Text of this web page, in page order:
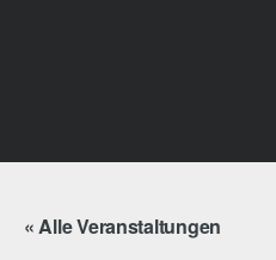
Sportverein
V.
« Alle Veranstaltungen